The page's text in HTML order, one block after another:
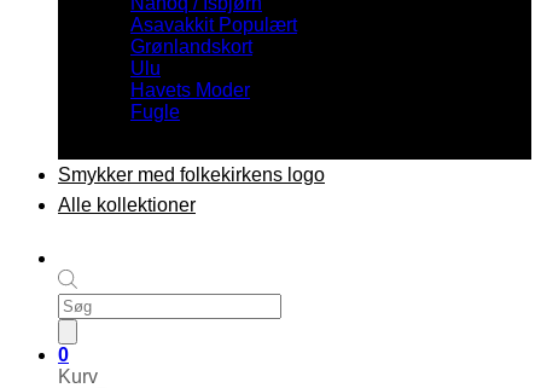
Products
search
0
Kurv
Asavakkit
Grønlandskort
Ulu
Havets Moder
Fugle
Smykker med folkekirkens logo
Alle kollektioner